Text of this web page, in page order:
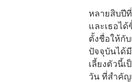
หลายสิบปี
และเธอไ
ตั้งชื่อให้กับ
ปัจจุบันได้
เลี้ยงตัวนี้
วัน ที่สำคัญ